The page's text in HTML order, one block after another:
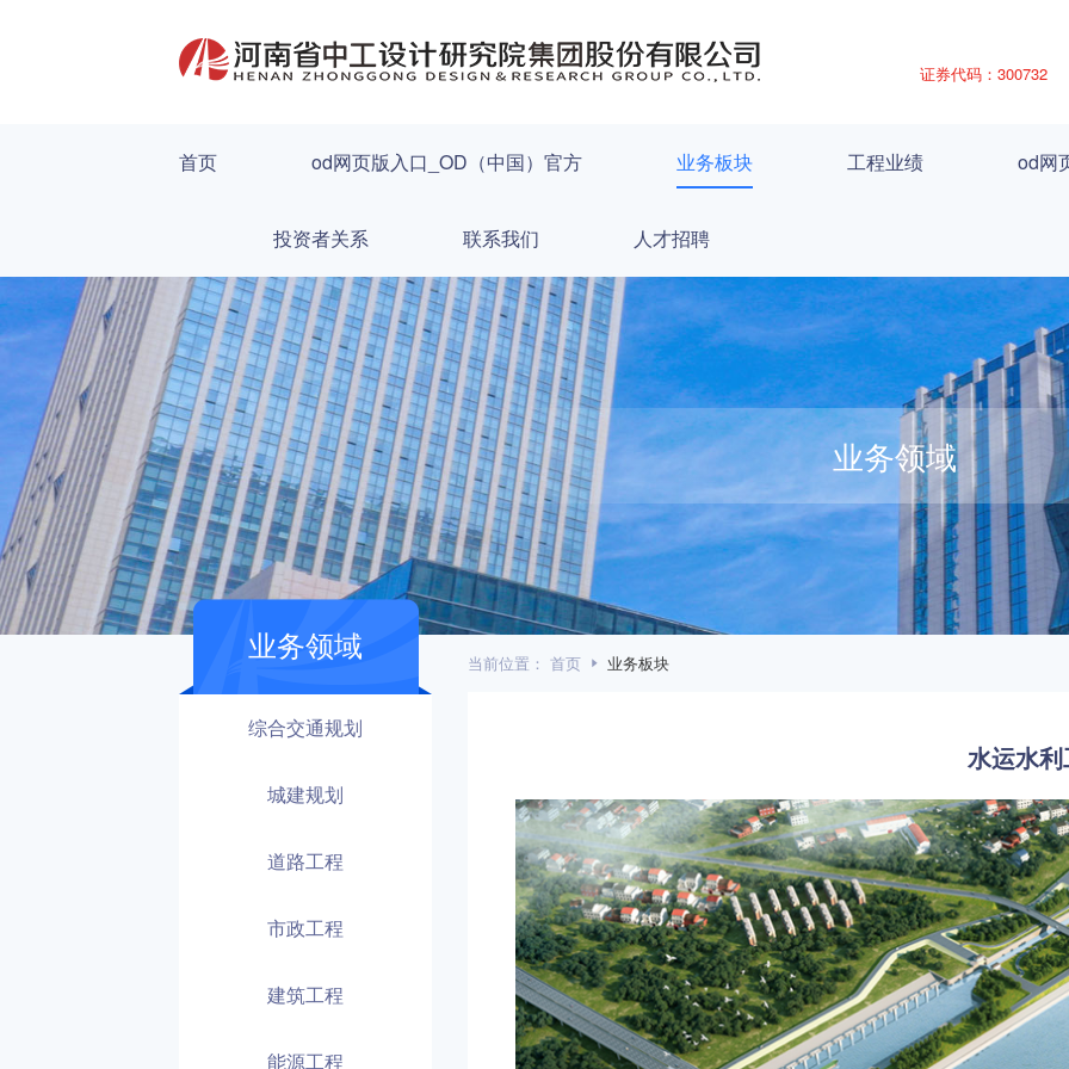
证券代码：300732
首页 od网页版入口_OD（中国）官方 业务板块 工程业绩 od网
投资者关系 联系我们 人才招聘
业务领域
业务领域
综合交通规划
城建规划
道路工程
市政工程
建筑工程
能源工程
当前位置： 首页 业务板块
水运水